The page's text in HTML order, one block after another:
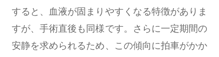
すると、血液が固まりやすくなる特徴がありま
すが、手術直後も同様です。さらに一定期間の
安静を求められるため、この傾向に拍車がかか